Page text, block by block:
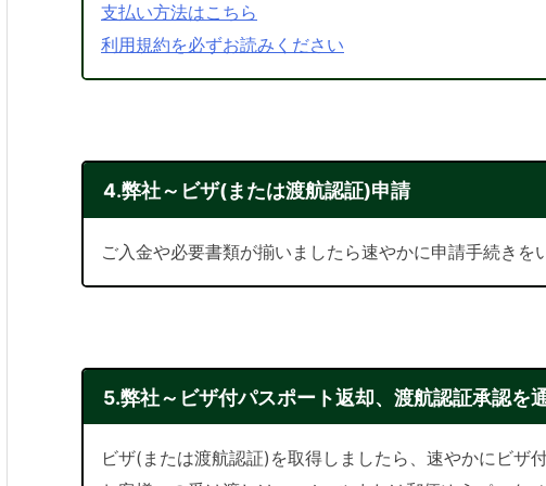
支払い方法はこちら
利用規約を必ずお読みください
4.弊社～ビザ(または渡航認証)申請
ご入金や必要書類が揃いましたら速やかに申請手続きを
5.弊社～ビザ付パスポート返却、渡航認証承認を
ビザ(または渡航認証)を取得しましたら、速やかにビザ